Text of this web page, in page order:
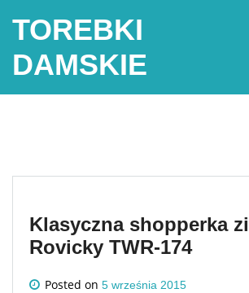
TOREBKI
DAMSKIE
Klasyczna shopperka
Rovicky TWR-174
Posted on 5 września 2015